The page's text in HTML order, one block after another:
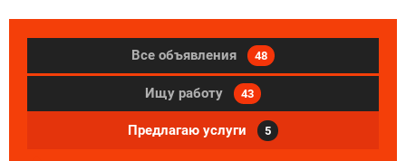
Все объявления 48
Ищу работу 43
Предлагаю услуги 5